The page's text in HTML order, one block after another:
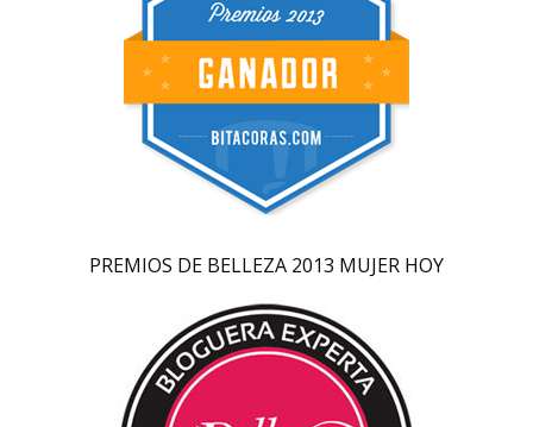
PREMIOS DE BELLEZA 2013 MUJER HOY